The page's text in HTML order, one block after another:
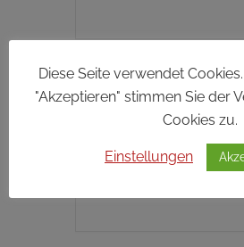
2 10 4
Diese Seite verwendet
"Akzeptieren" stimmen Sie der
Cookies zu.
Einstellungen